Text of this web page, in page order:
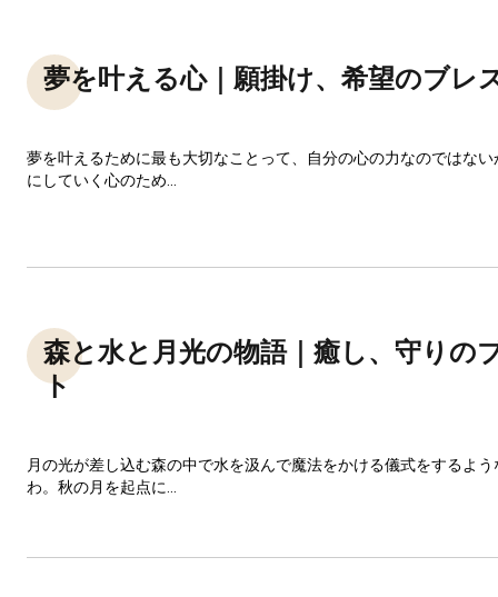
夢を叶える心｜願掛け、希望のブレ
夢を叶えるために最も大切なことって、自分の心の力なのではな
にしていく心のため...
森と水と月光の物語｜癒し、守りの
ト
月の光が差し込む森の中で水を汲んで魔法をかける儀式をするよ
わ。秋の月を起点に...